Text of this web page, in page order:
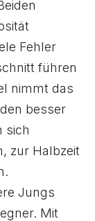
Fehler
führen
nimmt das
besser
sich
zur Halbzeit
Jungs
Mit